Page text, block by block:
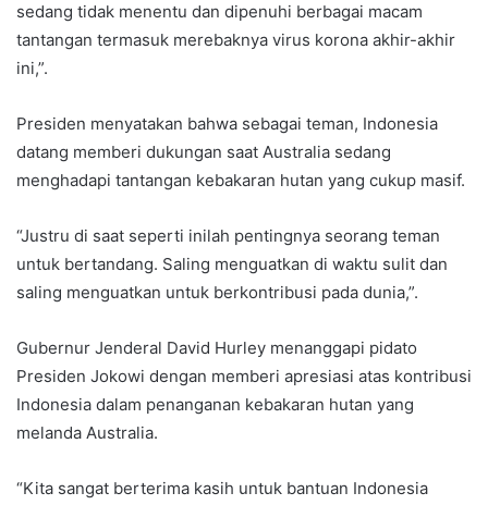
sedang tidak menentu dan dipenuhi berbagai macam
tantangan termasuk merebaknya virus korona akhir-akhir
ini,”.
Presiden menyatakan bahwa sebagai teman, Indonesia
datang memberi dukungan saat Australia sedang
menghadapi tantangan kebakaran hutan yang cukup masif.
“Justru di saat seperti inilah pentingnya seorang teman
untuk bertandang. Saling menguatkan di waktu sulit dan
saling menguatkan untuk berkontribusi pada dunia,”.
Gubernur Jenderal David Hurley menanggapi pidato
Presiden Jokowi dengan memberi apresiasi atas kontribusi
Indonesia dalam penanganan kebakaran hutan yang
melanda Australia.
“Kita sangat berterima kasih untuk bantuan Indonesia